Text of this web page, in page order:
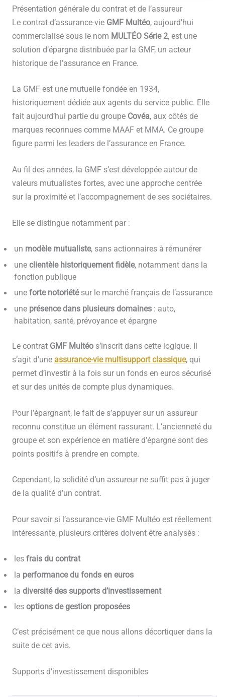
Présentation générale du contrat et de l’assureur
Le contrat d’assurance-vie GMF Multéo, aujourd’hui
commercialisé sous le nom MULTÉO Série 2, est une
solution d’épargne distribuée par la GMF, un acteur
historique de l’assurance en France.
La GMF est une mutuelle fondée en 1934,
historiquement dédiée aux agents du service public. Elle
fait aujourd’hui partie du groupe Covéa, aux côtés de
marques reconnues comme MAAF et MMA. Ce groupe
figure parmi les leaders de l’assurance en France.
Au fil des années, la GMF s’est développée autour de
valeurs mutualistes fortes, avec une approche centrée
sur la proximité et l’accompagnement de ses sociétaires.
Elle se distingue notamment par :
un modèle mutualiste, sans actionnaires à rémunérer
une clientèle historiquement fidèle, notamment dans la
fonction publique
une forte notoriétésur le marché français de l’assurance
une présence dans plusieurs domaines : auto,
habitation, santé, prévoyance et épargne
Le contrat GMF Multéos’inscrit dans cette logique. Il
s’agit d’une assurance-vie multisupport classique, qui
permet d’investir à la fois sur un fonds en euros sécurisé
et sur des unités de compte plus dynamiques.
Pour l’épargnant, le fait de s’appuyer sur un assureur
reconnu constitue un élément rassurant. L’ancienneté du
groupe et son expérience en matière d’épargne sont des
points positifs à prendre en compte.
Cependant, la solidité d’un assureur ne suffit pas à juger
de la qualité d’un contrat.
Pour savoir si l’assurance-vie GMF Multéo est réellement
intéressante, plusieurs critères doivent être analysés :
les frais du contrat
la performance du fonds en euros
la diversité des supports d’investissement
les options de gestion proposées
C’est précisément ce que nous allons décortiquer dans la
suite de cet avis.
Supports d’investissement disponibles